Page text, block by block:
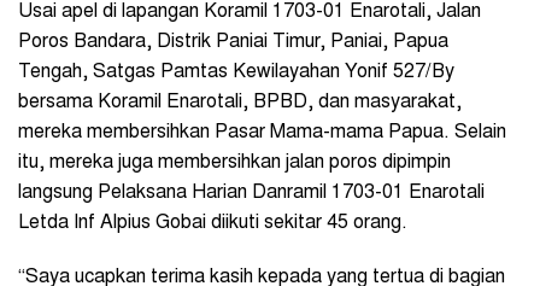
Usai apel di lapangan Koramil 1703-01 Enarotali, Jalan
Poros Bandara, Distrik Paniai Timur, Paniai, Papua
Tengah, Satgas Pamtas Kewilayahan Yonif 527/By
bersama Koramil Enarotali, BPBD, dan masyarakat,
mereka membersihkan Pasar Mama-mama Papua. Selain
itu, mereka juga membersihkan jalan poros dipimpin
langsung Pelaksana Harian Danramil 1703-01 Enarotali
Letda Inf Alpius Gobai diikuti sekitar 45 orang.
“Saya ucapkan terima kasih kepada yang tertua di bagian